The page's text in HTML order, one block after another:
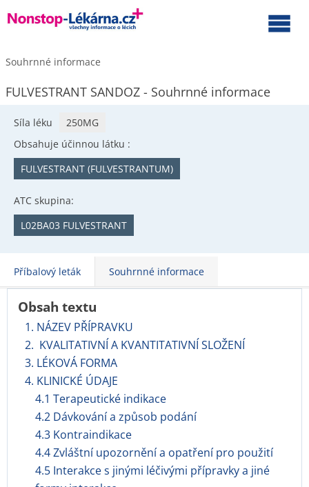
Souhrnné informace
FULVESTRANT SANDOZ - Souhrnné informace
Síla léku
250MG
Obsahuje účinnou látku :
FULVESTRANT (FULVESTRANTUM)
ATC skupina:
L02BA03 FULVESTRANT
Příbalový leták Souhrnné informace
Obsah textu
1. NÁZEV PŘÍPRAVKU
2. KVALITATIVNÍ A KVANTITATIVNÍ SLOŽENÍ
3. LÉKOVÁ FORMA
4. KLINICKÉ ÚDAJE
4.1 Terapeutické indikace
4.2 Dávkování a způsob podání
4.3 Kontraindikace
4.4 Zvláštní upozornění a opatření pro použití
4.5 Interakce s jinými léčivými přípravky a jiné